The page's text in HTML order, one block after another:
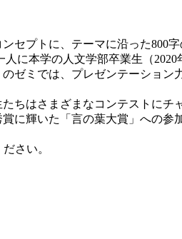
セプトに、テーマに沿った
に本学の人文学部卒業生（2020
ゼミでは、プレゼンテーショ
はさまざまなコンテストにチ
に輝いた「言の葉大賞」への
さい。